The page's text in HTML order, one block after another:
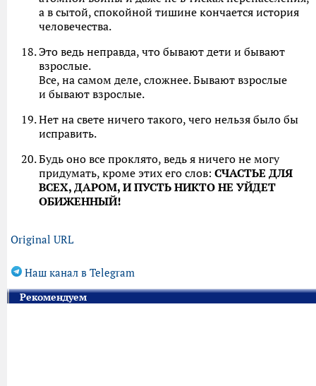
а в сытой, спокойной тишине кончается история
человечества.
Это ведь неправда, что бывают дети и бывают
взрослые.
Все, на самом деле, сложнее. Бывают взрослые
и бывают взрослые.
Нет на свете ничего такого, чего нельзя было бы
исправить.
Будь оно все проклято, ведь я ничего не могу
придумать, кроме этих его слов: СЧАСТЬЕ ДЛЯ
ВСЕХ, ДАРОМ, И ПУСТЬ НИКТО НЕ УЙДЕТ
ОБИЖЕННЫЙ!
Original URL
Наш канал в Telegram
Рекомендуем